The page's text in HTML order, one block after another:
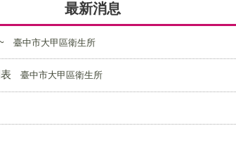
最新消息
臺中市大甲區衛生所
臺中市大甲區衛生所